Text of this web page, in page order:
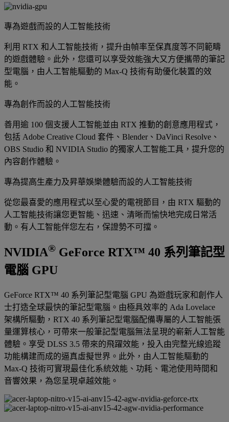
專為遊戲而設的人工智能技術
利用 RTX 和人工智能技術，提升由幀率至保真度等不同範疇
的遊戲體驗。此外，您還可以享受效能強大又方便攜帶的筆記
型電腦，由人工智能驅動的 Max-Q 技術有助優化裝置的效
能。
專為創作而設的人工智能技術
善用逾 100 個支援人工智能並由 RTX 推動的創意應用程式，
包括 Adobe Creative Cloud 套件、Blender、DaVinci Resolve、
OBS Studio 和 NVIDIA Studio 的獨家人工智能工具，提升您的
內容創作體驗。
專為提高生產力及昇華娛樂體驗而設的人工智能技術
從您最喜愛的應用程式以至心愛的電視節目，由 RTX 驅動的
人工智能技術讓您更智能、迅速、清晰而愉快地完成日常活
動。有人工智能伴您左右，保證勢不可擋。
NVIDIA® GeForce RTX™ 40 系列筆記型
電腦 GPU
GeForce RTX™ 40 系列筆記型電腦 GPU 為遊戲玩家和創作人
士打造全球最快的筆記型電腦。由極具效率的 Ada Lovelace
架構所驅動，RTX 40 系列筆記型電腦配備專屬的人工智能張
量運算核心，可帶來一般筆記型電腦無法呈現的嶄新人工智能
體驗。享受 DLSS 3.5 帶來的飛躍效能，投入由完整光線追蹤
功能構建而成的逼真虛擬世界。此外，由人工智能驅動的
Max-Q 技術可實現最佳化系統效能、功耗、電池使用時間和
音響效果，為您呈現卓越效能。